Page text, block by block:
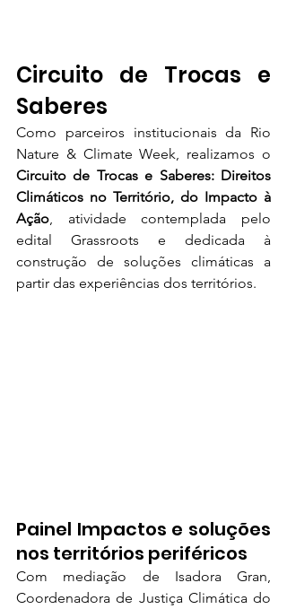
Circuito de Trocas e
Saberes
Como parceiros institucionais da Rio
Circuito de Trocas e Saberes: Direitos
Climáticos no Território, do Impacto à
Ação , atividade contemplada pelo
edital Grassroots e dedicada à
construção de soluções climáticas a
partir das experiências dos territórios.
Painel Impactos e soluções
nos territórios periféricos
Com mediação de Isadora Gran,
Coordenadora de Justiça Climática do